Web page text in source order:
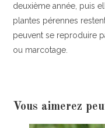
deuxième année, puis
plantes pérennes
peuvent se reproduire
ou marcotage.
Vous aimerez